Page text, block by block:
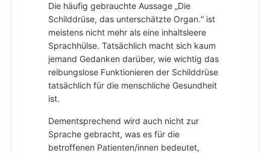
Die häufig gebrauchte Aussage „Die
Schilddrüse, das unterschätzte Organ.“ ist
meistens nicht mehr als eine inhaltsleere
Sprachhülse. Tatsächlich macht sich kaum
jemand Gedanken darüber, wie wichtig das
reibungslose Funktionieren der Schilddrüse
tatsächlich für die menschliche Gesundheit
ist.
Dementsprechend wird auch nicht zur
Sprache gebracht, was es für die
betroffenen Patienten/innen bedeutet,